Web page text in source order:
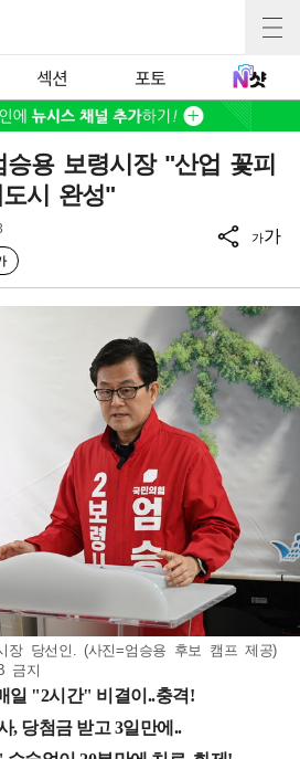
섹션 포토
용 보령시장 "산업 꽃피
시 완성"
가가
장 당선인. (사진=엄승용 후보 캠프 제공)
금지